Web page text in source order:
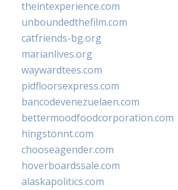
theintexperience.com
unboundedthefilm.com
catfriends-bg.org
marianlives.org
waywardtees.com
pidfloorsexpress.com
bancodevenezuelaen.com
bettermoodfoodcorporation.com
hingstonnt.com
chooseagender.com
hoverboardssale.com
alaskapolitics.com